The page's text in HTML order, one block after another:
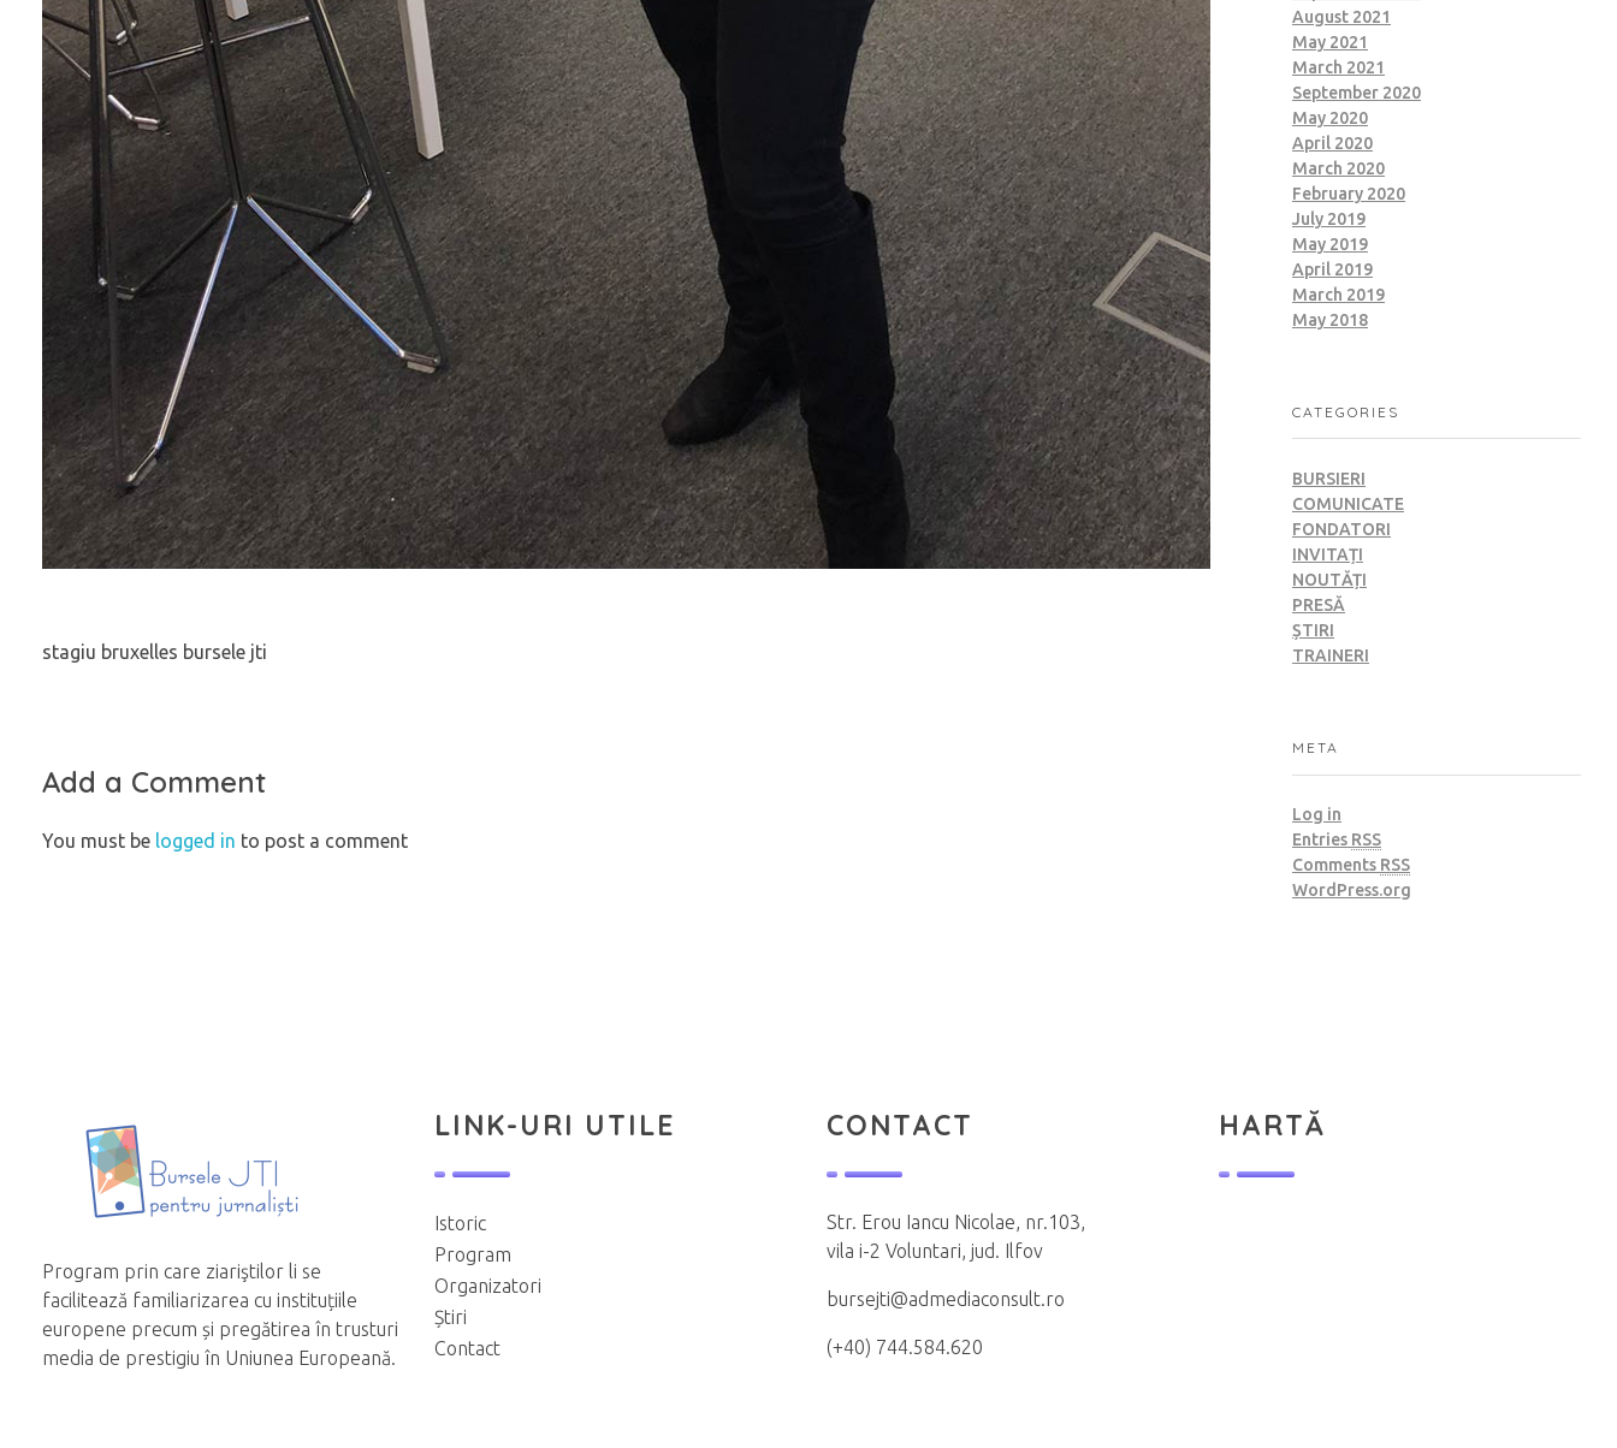
stagiu bruxelles bursele jti
Add a Comment
You must be logged in to post a comment
August 2021
May 2021
March 2021
September 2020
May 2020
April 2020
March 2020
February 2020
July 2019
May 2019
April 2019
March 2019
May 2018
CATEGORIES
BURSIERI
COMUNICATE
FONDATORI
INVITAȚI
NOUTĂȚI
PRESĂ
ȘTIRI
TRAINERI
META
Log in
Entries RSS
Comments RSS
WordPress.org
Program prin care ziariştilor li se
facilitează familiarizarea cu instituțiile
europene precum și pregătirea în trusturi
media de prestigiu în Uniunea Europeană.
LINK-URI UTILE
Istoric
Program
Organizatori
Știri
Contact
CONTACT
Str. Erou Iancu Nicolae, nr.103,
vila i-2 Voluntari, jud. Ilfov
bursejti@admediaconsult.ro
(+40) 744.584.620
HARTĂ